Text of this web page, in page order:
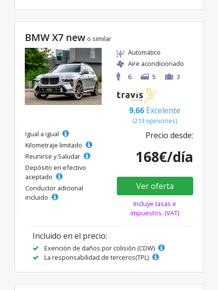
BMW X7 new o similar
Automático
Aire acondicionado
6
5 3
9.66 Excelente
(213 opiniones)
Igual a igual
Kilometraje limitado
Reunirse y Saludar
Depósito en efectivo
aceptado
Conductor adicional
incluido
Precio desde:
168€/día
Ver oferta
Incluye tasas e
impuestos. (VAT)
Incluido en el precio:
Exención de daños por colisión (CDW)
La responsabilidad de terceros(TPL)